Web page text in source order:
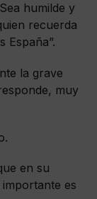
humilde y
recuerda
España”.
la grave
muy
en su
es